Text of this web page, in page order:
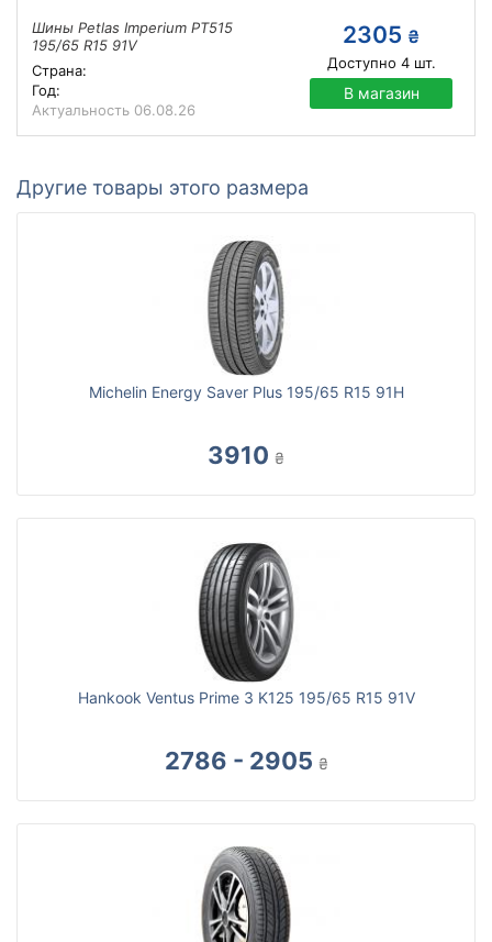
Шины Petlas Imperium PT515
195/65 R15 91V
Страна:
Год:
Актуальность 06.08.26
2305 ₴
Доступно 4шт.
В магазин
Другие товары этого размера
Michelin Energy Saver Plus 195/65 R15 91H
3910 ₴
Hankook Ventus Prime 3 K125 195/65 R15 91V
2786 - 2905 ₴